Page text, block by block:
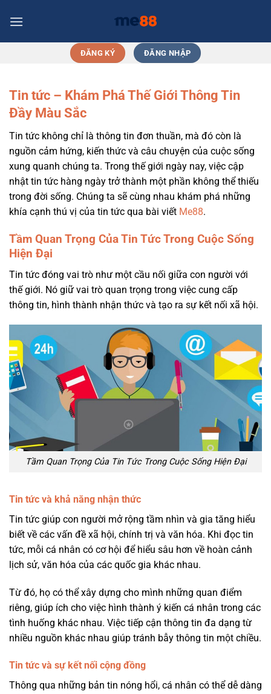
đến
ĐĂNG KÝ ĐĂNG NHẬP
Tin tức – Khám Phá Thế Giới Thông Tin
Đầy Màu Sắc
Tin tức không chỉ là thông tin đơn thuần, mà đó còn là
nguồn cảm hứng, kiến thức và câu chuyện của cuộc sống
xung quanh chúng ta. Trong thế giới ngày nay, việc cập
nhật tin tức hàng ngày trở thành một phần không thể thiếu
trong đời sống. Chúng ta sẽ cùng nhau khám phá những
khía cạnh thú vị của tin tức qua bài viết Me88.
Tầm Quan Trọng Của Tin Tức Trong Cuộc Sống
Hiện Đại
Tin tức đóng vai trò như một cầu nối giữa con người với
thế giới. Nó giữ vai trò quan trọng trong việc cung cấp
thông tin, hình thành nhận thức và tạo ra sự kết nối xã hội.
Tầm Quan Trọng Của Tin Tức Trong Cuộc Sống Hiện Đại
Tin tức và khả năng nhận thức
Tin tức giúp con người mở rộng tầm nhìn và gia tăng hiểu
biết về các vấn đề xã hội, chính trị và văn hóa. Khi đọc tin
tức, mỗi cá nhân có cơ hội để hiểu sâu hơn về hoàn cảnh
lịch sử, văn hóa của các quốc gia khác nhau.
Từ đó, họ có thể xây dựng cho mình những quan điểm
riêng, giúp ích cho việc hình thành ý kiến cá nhân trong các
tình huống khác nhau. Việc tiếp cận thông tin đa dạng từ
nhiều nguồn khác nhau giúp tránh bẫy thông tin một chiều.
Tin tức và sự kết nối cộng đồng
Thông qua những bản tin nóng hổi, cá nhân có thể dễ dàng